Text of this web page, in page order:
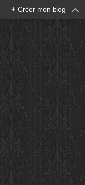
+ Créer mon blog